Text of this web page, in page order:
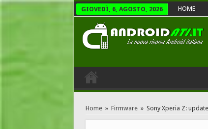
GIOVEDÌ, 6, AGOSTO, 2026 HOME
Home » Firmware » Sony Xperia Z: